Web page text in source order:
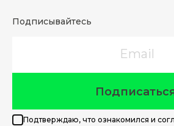
Подписывайтесь
Подтверждаю, что ознакомился и